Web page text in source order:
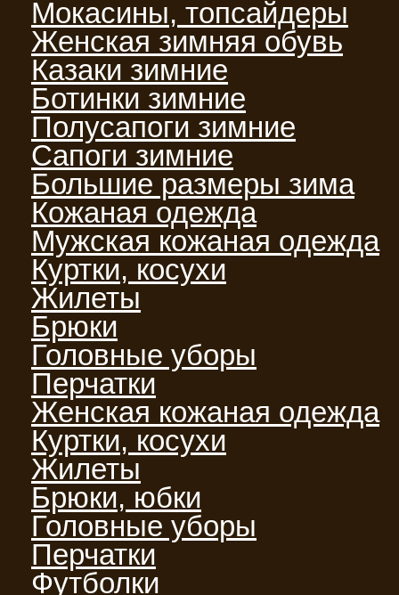
Мокасины, топсайдеры
Женская зимняя обувь
Казаки зимние
Ботинки зимние
Полусапоги зимние
Сапоги зимние
Большие размеры зима
Кожаная одежда
Мужская кожаная одежда
Куртки, косухи
Жилеты
Брюки
Головные уборы
Перчатки
Женская кожаная одежда
Куртки, косухи
Жилеты
Брюки, юбки
Головные уборы
Перчатки
Футболки